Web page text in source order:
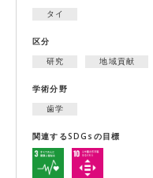
タイ
区分
研究
地域貢献
学術分野
歯学
関連するSDGsの目標